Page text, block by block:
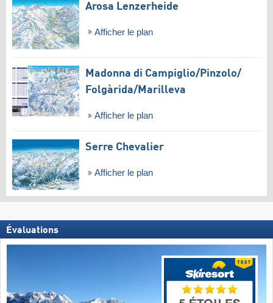
Arosa Lenzerheide
Afficher le plan
Madonna di Campiglio/​Pinzolo/​
Folgàrida/​Marilleva
Afficher le plan
Serre Chevalier
Afficher le plan
Évaluations